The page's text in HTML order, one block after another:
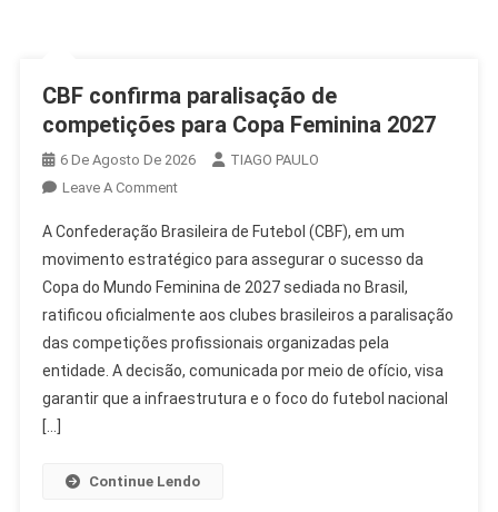
CBF confirma paralisação de
competições para Copa Feminina 2027
6 De Agosto De 2026
TIAGO PAULO
Leave A CommentOn
Confirma
Paralisação
De
Competições
Para
Copa
Feminina
A Confederação Brasileira de Futebol (CBF), em um
movimento estratégico para assegurar o sucesso da
Copa do Mundo Feminina de 2027 sediada no Brasil,
ratificou oficialmente aos clubes brasileiros a paralisação
das competições profissionais organizadas pela
entidade. A decisão, comunicada por meio de ofício, visa
garantir que a infraestrutura e o foco do futebol nacional
[…]
Continue Lendo